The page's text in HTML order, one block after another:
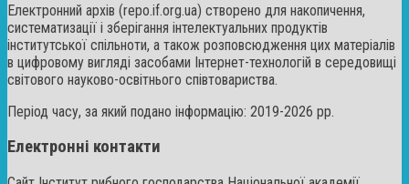
Електронний архів (repo.if.org.ua) створено для накопичення,
систематизації і зберігання інтелектуальних продуктів
інститутської спільноти, а також розповсюдження цих матеріалів
в цифровому вигляді засобами Інтернет-технологій в середовищі
світового науково-освітнього співтовариства.
Період часу, за який подано інформацію: 2019-2026 рр.
Електронні контакти